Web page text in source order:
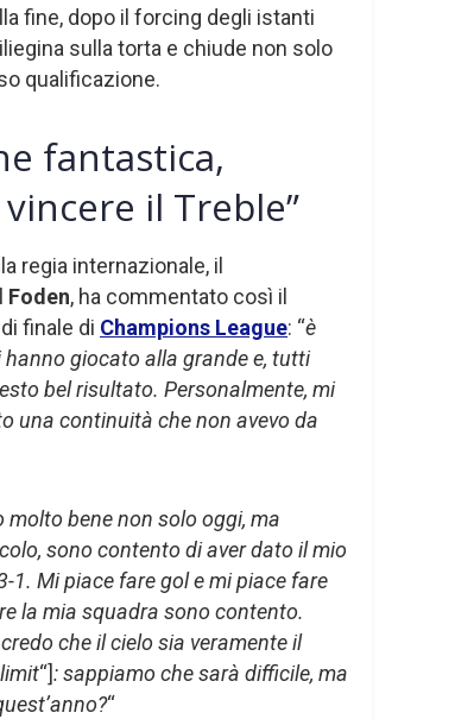
fine, dopo il forcing degli istanti
sulla torta e chiude non solo
qualificazione.
fantastica,
il Treble”
regia internazionale, il
Foden, ha commentato così il
finale di Champions League: “è
giocato alla grande e, tutti
bel risultato. Personalmente, mi
una continuità che non avevo da
bene non solo oggi, ma
sono contento di aver dato il mio
Mi piace fare gol e mi piace fare
la mia squadra sono contento.
che il cielo sia veramente il
“]: sappiamo che sarà difficile, ma
“